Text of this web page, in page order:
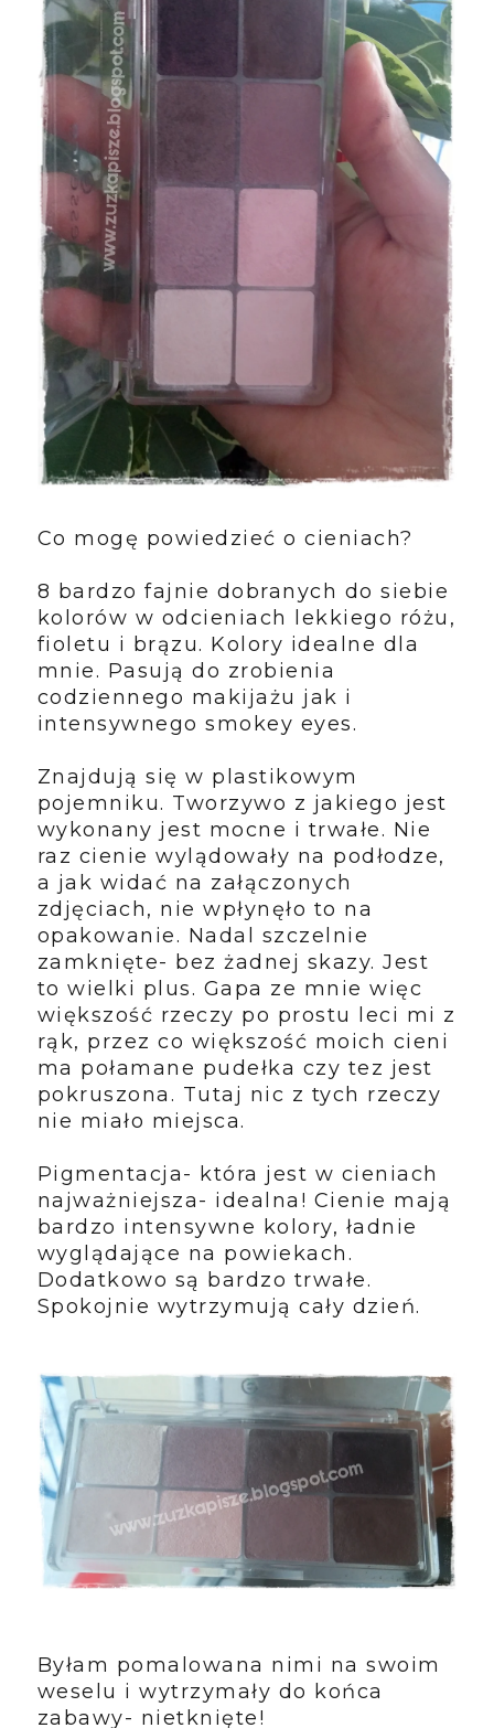
Co mogę powiedzieć o cieniach?
8 bardzo fajnie dobranych do siebie
kolorów w odcieniach lekkiego różu,
fioletu i brązu. Kolory idealne dla
mnie. Pasują do zrobienia
codziennego makijażu jak i
intensywnego smokey eyes.
Znajdują się w plastikowym
pojemniku. Tworzywo z jakiego jest
wykonany jest mocne i trwałe. Nie
raz cienie wylądowały na podłodze,
a jak widać na załączonych
zdjęciach, nie wpłynęło to na
opakowanie. Nadal szczelnie
zamknięte- bez żadnej skazy. Jest
to wielki plus. Gapa ze mnie więc
większość rzeczy po prostu leci mi z
rąk, przez co większość moich cieni
ma połamane pudełka czy tez jest
pokruszona. Tutaj nic z tych rzeczy
nie miało miejsca.
Pigmentacja- która jest w cieniach
najważniejsza- idealna! Cienie mają
bardzo intensywne kolory, ładnie
wyglądające na powiekach.
Dodatkowo są bardzo trwałe.
Spokojnie wytrzymują cały dzień.
Byłam pomalowana nimi na swoim
weselu i wytrzymały do końca
zabawy- nietknięte!